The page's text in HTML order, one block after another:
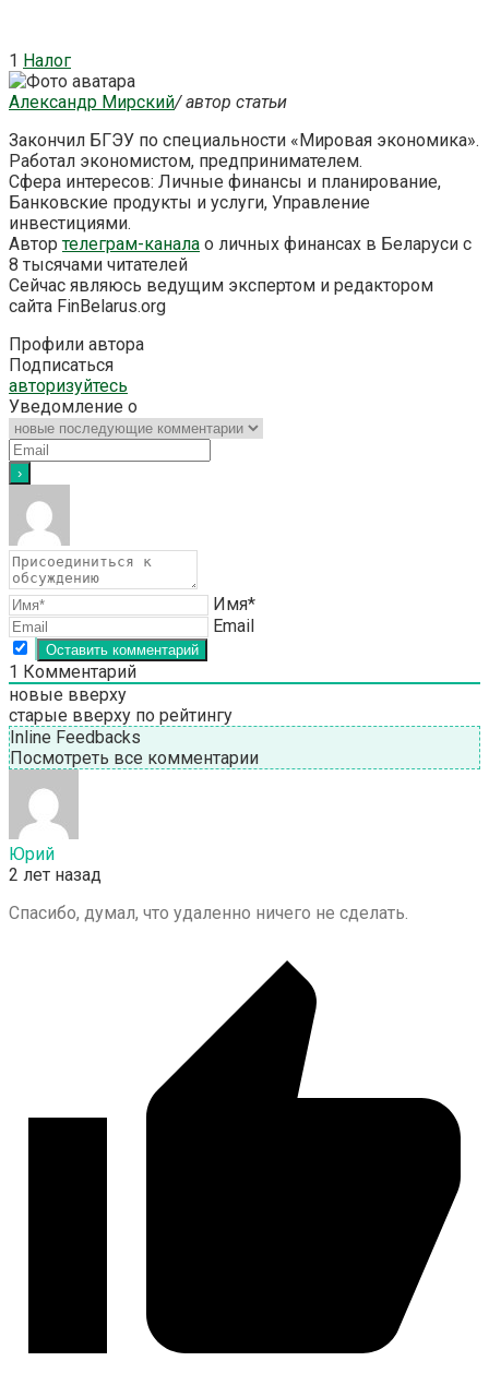
1 Налог
Александр Мирский/ автор статьи
Закончил БГЭУ по специальности «Мировая экономика».
Работал экономистом, предпринимателем.
Сфера интересов: Личные финансы и планирование,
Банковские продукты и услуги, Управление
инвестициями.
Автортелеграм-канала о личных финансах в Беларуси с
8 тысячами читателей
Сейчас являюсь ведущим экспертом и редактором
сайта FinBelarus.org
Профили автора
Подписаться
авторизуйтесь
Уведомление о
Имя*
Email
1 Комментарий
новые вверху
старые вверху по рейтингу
Inline Feedbacks
Посмотреть все комментарии
Юрий
2 лет назад
Спасибо, думал, что удаленно ничего не сделать.